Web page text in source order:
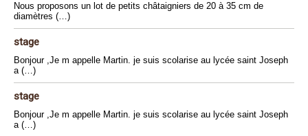
Nous proposons un lot de petits châtaigniers de 20 à 35 cm de
diamètres (…)
stage
Bonjour ,Je m appelle Martin. je suis scolarise au lycée saint Joseph
a (…)
stage
Bonjour ,Je m appelle Martin. je suis scolarise au lycée saint Joseph
a (…)